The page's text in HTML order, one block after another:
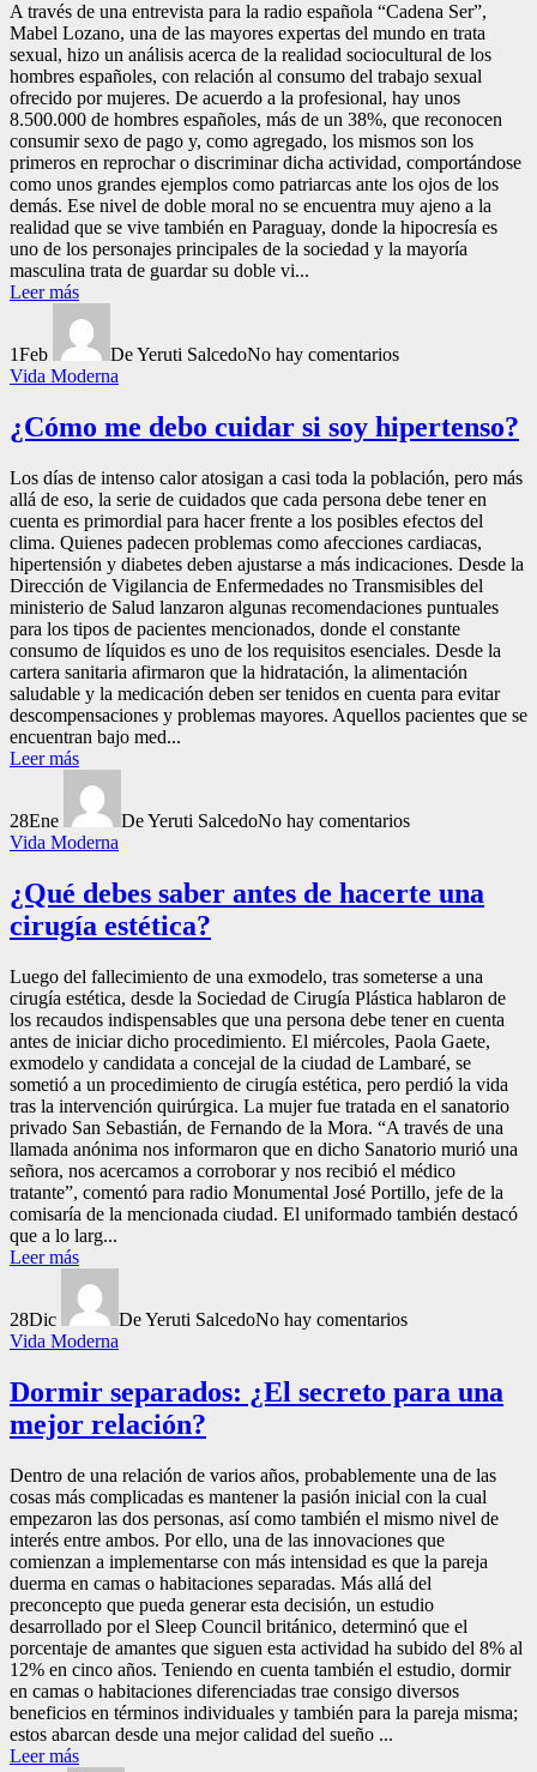
A través de una entrevista para la radio española “Cadena Ser”,
Mabel Lozano, una de las mayores expertas del mundo en trata
sexual, hizo un análisis acerca de la realidad sociocultural de los
hombres españoles, con relación al consumo del trabajo sexual
ofrecido por mujeres. De acuerdo a la profesional, hay unos
8.500.000 de hombres españoles, más de un 38%, que reconocen
consumir sexo de pago y, como agregado, los mismos son los
primeros en reprochar o discriminar dicha actividad, comportándose
como unos grandes ejemplos como patriarcas ante los ojos de los
demás. Ese nivel de doble moral no se encuentra muy ajeno a la
realidad que se vive también en Paraguay, donde la hipocresía es
uno de los personajes principales de la sociedad y la mayoría
masculina trata de guardar su doble vi...
Leer más
1Feb De Yeruti SalcedoNo hay comentarios
Vida Moderna
¿Cómo me debo cuidar si soy hipertenso?
Los días de intenso calor atosigan a casi toda la población, pero más
allá de eso, la serie de cuidados que cada persona debe tener en
cuenta es primordial para hacer frente a los posibles efectos del
clima. Quienes padecen problemas como afecciones cardiacas,
hipertensión y diabetes deben ajustarse a más indicaciones. Desde la
Dirección de Vigilancia de Enfermedades no Transmisibles del
ministerio de Salud lanzaron algunas recomendaciones puntuales
para los tipos de pacientes mencionados, donde el constante
consumo de líquidos es uno de los requisitos esenciales. Desde la
cartera sanitaria afirmaron que la hidratación, la alimentación
saludable y la medicación deben ser tenidos en cuenta para evitar
descompensaciones y problemas mayores. Aquellos pacientes que se
encuentran bajo med...
Leer más
28Ene De Yeruti SalcedoNo hay comentarios
Vida Moderna
¿Qué debes saber antes de hacerte una
cirugía estética?
Luego del fallecimiento de una exmodelo, tras someterse a una
cirugía estética, desde la Sociedad de Cirugía Plástica hablaron de
los recaudos indispensables que una persona debe tener en cuenta
antes de iniciar dicho procedimiento. El miércoles, Paola Gaete,
exmodelo y candidata a concejal de la ciudad de Lambaré, se
sometió a un procedimiento de cirugía estética, pero perdió la vida
tras la intervención quirúrgica. La mujer fue tratada en el sanatorio
privado San Sebastián, de Fernando de la Mora. “A través de una
llamada anónima nos informaron que en dicho Sanatorio murió una
señora, nos acercamos a corroborar y nos recibió el médico
tratante”, comentó para radio Monumental José Portillo, jefe de la
comisaría de la mencionada ciudad. El uniformado también destacó
que a lo larg...
Leer más
28Dic De Yeruti SalcedoNo hay comentarios
Vida Moderna
Dormir separados: ¿El secreto para una
mejor relación?
Dentro de una relación de varios años, probablemente una de las
cosas más complicadas es mantener la pasión inicial con la cual
empezaron las dos personas, así como también el mismo nivel de
interés entre ambos. Por ello, una de las innovaciones que
comienzan a implementarse con más intensidad es que la pareja
duerma en camas o habitaciones separadas. Más allá del
preconcepto que pueda generar esta decisión, un estudio
desarrollado por el Sleep Council británico, determinó que el
porcentaje de amantes que siguen esta actividad ha subido del 8% al
12% en cinco años. Teniendo en cuenta también el estudio, dormir
en camas o habitaciones diferenciadas trae consigo diversos
beneficios en términos individuales y también para la pareja misma;
estos abarcan desde una mejor calidad del sueño ...
Leer más